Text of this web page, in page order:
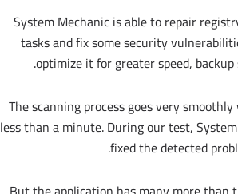
System Mechanic is able to repair
tasks and fix some security
optimize it for greater speed,
The scanning process goes very
less than a minute. During our test,
fixed the detected